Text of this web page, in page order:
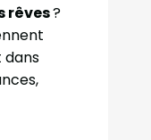
rêves?
dans